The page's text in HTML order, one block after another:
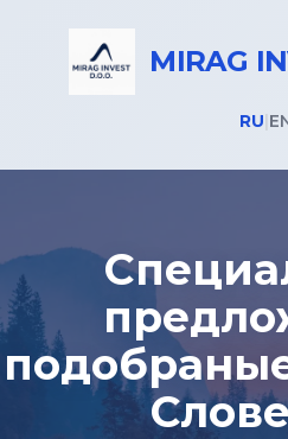
MIRAG
RU
Недвижимость
ВНЖ в Словении